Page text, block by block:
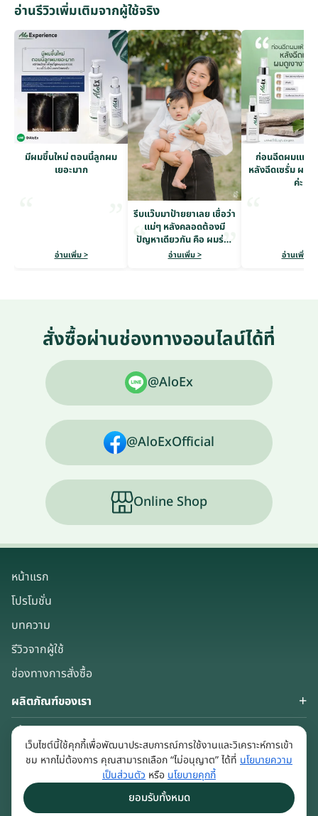
อ่านรีวิวเพิ่มเติมจากผู้ใช้จริง
มีผมขึ้นใหม่ ตอนนี้ลูกผม
เยอะมาก
อ่านเพิ่ม >
รีบแว๊บมาป้ายยาเลย เชื่อว่า
แม่ๆ หลังคลอดต้องมี
ปัญหาเดียวกัน คือ ผมร่วง
หนักมาก
อ่านเพิ่ม >
ก่อนฉีดผมแห้งก
หลังฉีดเซรั่ม ผมดู
ค่ะ
อ่านเพิ่ม >
สั่งซื้อผ่านช่องทางออนไลน์ได้ที่
@AloEx
@AloExOfficial
Online Shop
หน้าแรก
โปรโมชั่น
บทความ
รีวิวจากผู้ใช้
ช่องทางการสั่งซื้อ
ผลิตภัณฑ์ของเรา
เกี่ยวกับเรา
Keep in touch
เว็บไซต์นี้ใช้คุกกี้เพื่อพัฒนาประสบการณ์การใช้งานและวิเคราะห์การเข้า
ชม หากไม่ต้องการ คุณสามารถเลือก “ไม่อนุญาต” ได้ที่ นโยบายความ
เป็นส่วนตัว หรือ นโยบายคุกกี้
ยอมรับทั้งหมด